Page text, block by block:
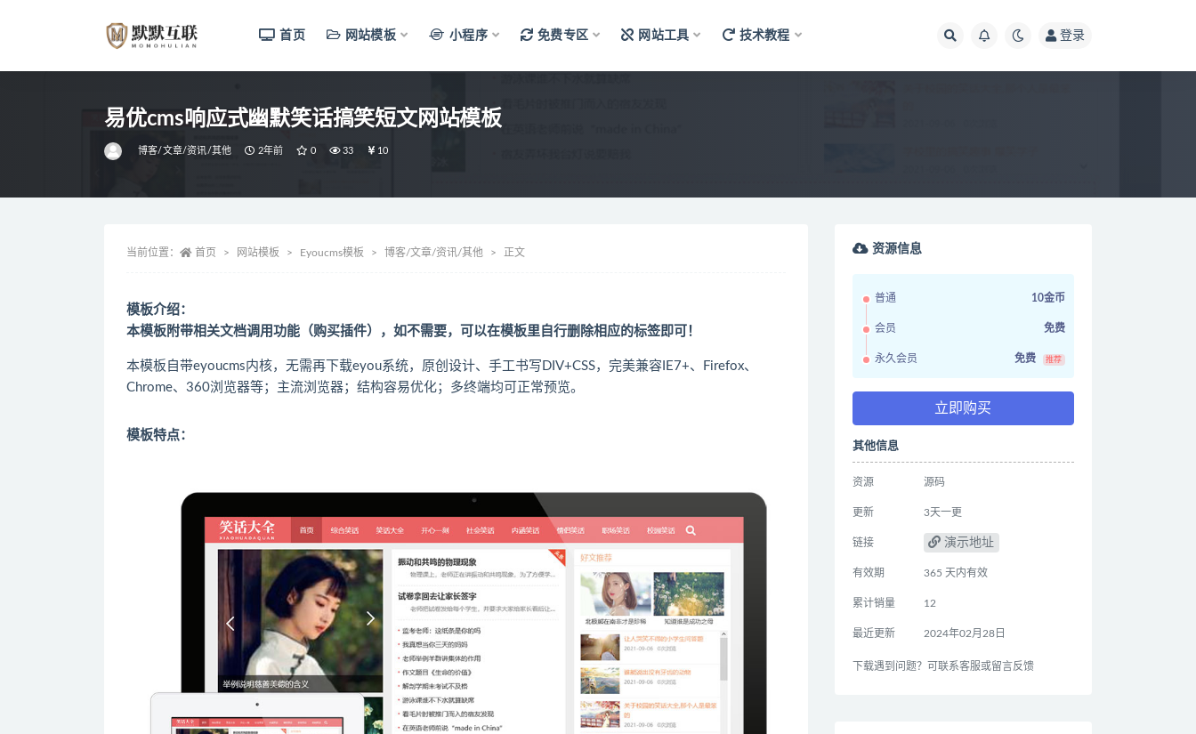
首页 网站模板 小程序 免费专区 网站工具 技术教程 登录
易优cms响应式幽默笑话搞笑短文网站模板
博客/文章/资讯/其他 2年前 0 33 10
当前位置： 首页 网站模板 Eyoucms模板 博客/文章/资讯/其他 正文
模板介绍：
本模板附带相关文档调用功能（购买插件），如不需要，可以在模板里自行删除相应的标签即可！
本模板自带eyoucms内核，无需再下载eyou系统，原创设计、手工书写DIV+CSS，完美兼容IE7+、Firefox、
Chrome、360浏览器等；主流浏览器；结构容易优化；多终端均可正常预览。
模板特点：
资源信息
普通 10金币
会员 免费
永久会员 免费 推荐
立即购买
其他信息
资源 源码
更新 3天一更
链接 演示地址
有效期 365 天内有效
累计销量 12
最近更新 2024年02月28日
下载遇到问题？可联系客服或留言反馈